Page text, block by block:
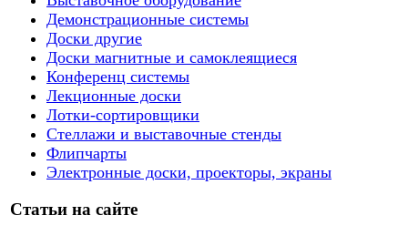
Демонстрационные системы
Доски другие
Доски магнитные и самоклеящиеся
Конференц системы
Лекционные доски
Лотки-сортировщики
Стеллажи и выставочные стенды
Флипчарты
Электронные доски, проекторы, экраны
Статьи на сайте